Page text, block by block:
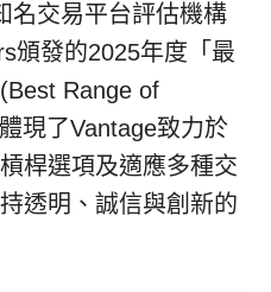
名交易平台評估機構
頒發的2025年度「最
Range of
現了Vantage致力於
桿選項及適應多種交
透明、誠信與創新的